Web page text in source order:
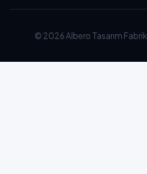
© 2026 Albero Tasarım